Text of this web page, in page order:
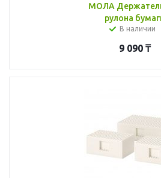
МОЛА
рулона
В наличии
9 090 ₸